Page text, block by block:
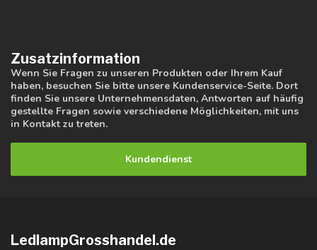
Zusatzinformation
Wenn Sie Fragen zu unseren Produkten oder Ihrem Kauf
haben, besuchen Sie bitte unsere Kundenservice-Seite. Dort
finden Sie unsere Unternehmensdaten, Antworten auf häufig
gestellte Fragen sowie verschiedene Möglichkeiten, mit uns
in Kontakt zu treten.
Kundendienst
LedlampGrosshandel.de